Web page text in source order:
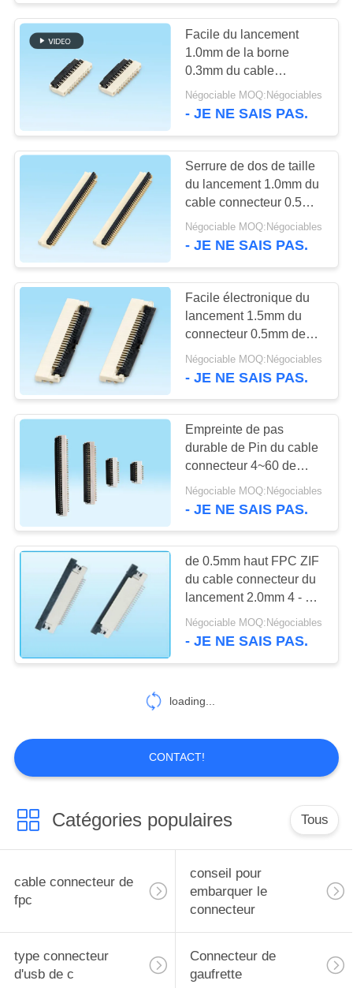
PRIVACY
POLICY
Connecteur d'en-
tête de Pin
connecteur femelle
d'en-tête
22
Connecteur de carte
de SIM
connecteur de carte
de mémoire
9
cable connecteur de
6
FFC câble plat
14
Facile du lancement
1.0mm de la borne
0.3mm du cable
connecteur 10 du
panneau FPC de carte
Négociable MOQ:Négociables
- JE NE SAIS PAS.
Serrure de dos de taille
du lancement 1.0mm du
cable connecteur 0.5mm
de FPC, Pin 4-50 pour
les produits
Négociable MOQ:Négociables
- JE NE SAIS PAS.
Facile électronique du
lancement 1.5mm du
connecteur 0.5mm de
Dalee FFC FPC haut
sur le type R/A
Négociable MOQ:Négociables
- JE NE SAIS PAS.
Empreinte de pas
durable de Pin du cable
connecteur 4~60 de
SMT FPC pour le
consommateur
Négociable MOQ:Négociables
- JE NE SAIS PAS.
de 0.5mm haut FPC ZIF
du cable connecteur du
lancement 2.0mm 4 - 60
type supérieur R/A de
Pin
Négociable MOQ:Négociables
- JE NE SAIS PAS.
loading...
CONTACT!
Catégories populaires Tous
cable connecteur de
fpc
conseil pour
embarquer le
connecteur
type connecteur
d'usb de c
Connecteur de
gaufrette